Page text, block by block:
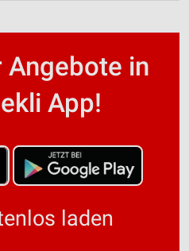
Angebote in
App!
laden